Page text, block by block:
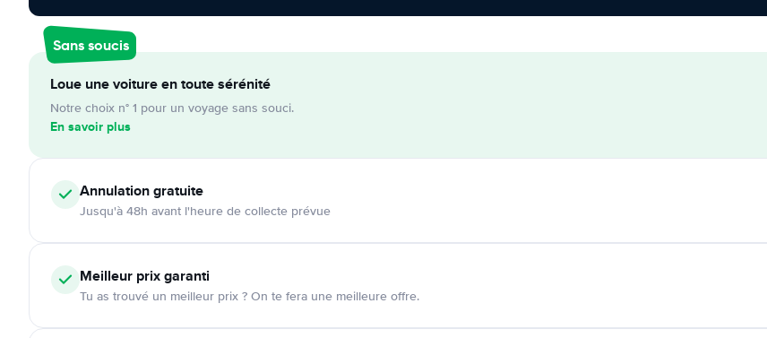
Sans soucis
Loue une voiture en toute sérénité
Notre choix n° 1 pour un voyage sans souci.
En savoir plus
Annulationgratuite
Jusqu'à 48h avant l'heure de collecte prévue
Meilleur prix garanti
Tu as trouvé un meilleur prix ? On te fera une meilleure offre.